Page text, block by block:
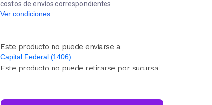
costos de envíos correspondientes
Ver condiciones
Este producto no puede enviarse a
Capital Federal (1406)
Ingresá código postal (sólo números)
CALCULAR
Este producto no puede retirarse por sucursal